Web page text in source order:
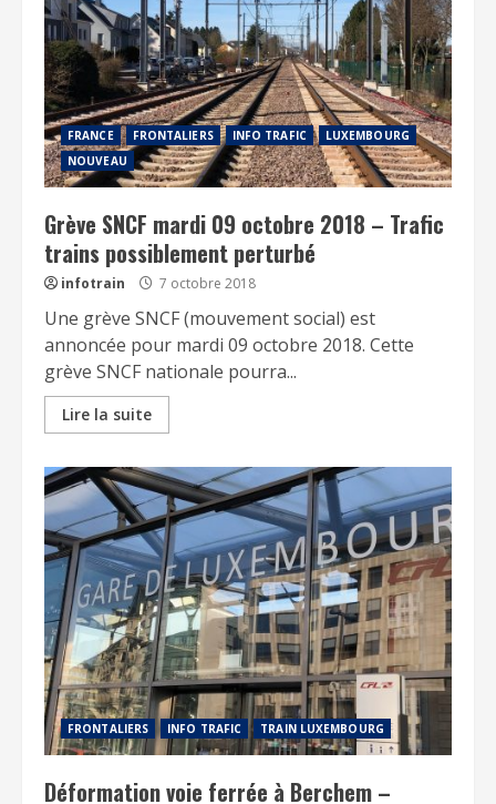
FRANCE FRONTALIERS INFO TRAFIC
LUXEMBOURG
NOUVEAU
Grève SNCF mardi 09 octobre 2018 – Trafic
trains possiblement perturbé
infotrain 7 octobre 2018
Une grève SNCF (mouvement social) est
annoncée pour mardi 09 octobre 2018. Cette
grève SNCF nationale pourra...
Lire la suite
FRONTALIERS INFO TRAFIC TRAIN LUXEMBOURG
Déformation voie ferrée à Berchem –